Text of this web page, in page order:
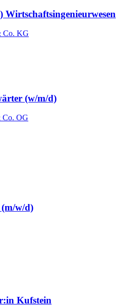
Wirtschaftsingenieurwesen
Co. KG
(w/m/d)
OG
w/d)
Kufstein